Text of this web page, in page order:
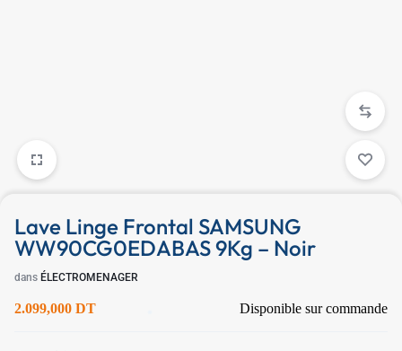
Lave Linge Frontal SAMSUNG
WW90CG0EDABAS 9Kg – Noir
dans ÉLECTROMENAGER
2.099,000 DT Disponible sur commande